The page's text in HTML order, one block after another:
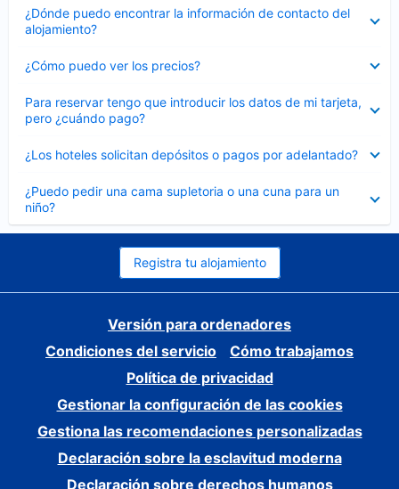
¿Dónde puedo encontrar la información de contacto del
alojamiento?
cerrado
¿Cómo puedo ver los precios?
cerrado
Para reservar tengo que introducir los datos de mi tarjeta,
pero ¿cuándo pago?
cerrado
¿Los hoteles solicitan depósitos o pagos por adelantado?
cerrado
¿Puedo pedir una cama supletoria o una cuna para un
niño?
cerrado
Registra tu alojamiento
Versión para ordenadores
Condiciones del servicio
Cómo trabajamos
Política de privacidad
Gestionar la configuración de las cookies
Gestiona las recomendaciones personalizadas
Declaración sobre la esclavitud moderna
Declaración sobre derechos humanos